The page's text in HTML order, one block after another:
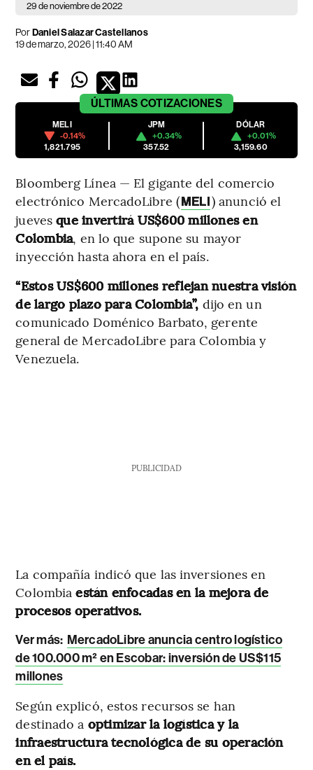
29 de noviembre de 2022
PorDaniel Salazar Castellanos
19 de marzo, 2026 | 11:40 AM
ÚLTIMAS COTIZACIONES
MELI
-0.14%
1,821.795
JPM
+0.34%
357.52
DÓLAR
+0.01%
3,159.60
Bloomberg Línea — El gigante del comercio
electrónico MercadoLibre (MELI) anunció el
jueves que invertirá US$600 millones en
Colombia, en lo que supone su mayor
inyección hasta ahora en el país.
“Estos US$600 millones reflejan nuestra visión
de largo plazo para Colombia”, dijo en un
comunicado Doménico Barbato, gerente
general de MercadoLibre para Colombia y
Venezuela.
PUBLICIDAD
La compañía indicó que las inversiones en
Colombiaestán enfocadas en la mejora de
procesos operativos.
Ver más: MercadoLibre anuncia centro logístico
de 100.000 m² en Escobar: inversión de US$115
millones
Según explicó, estos recursos se han
destinado a optimizar la logística y la
infraestructura tecnológica de su operación
en el país.